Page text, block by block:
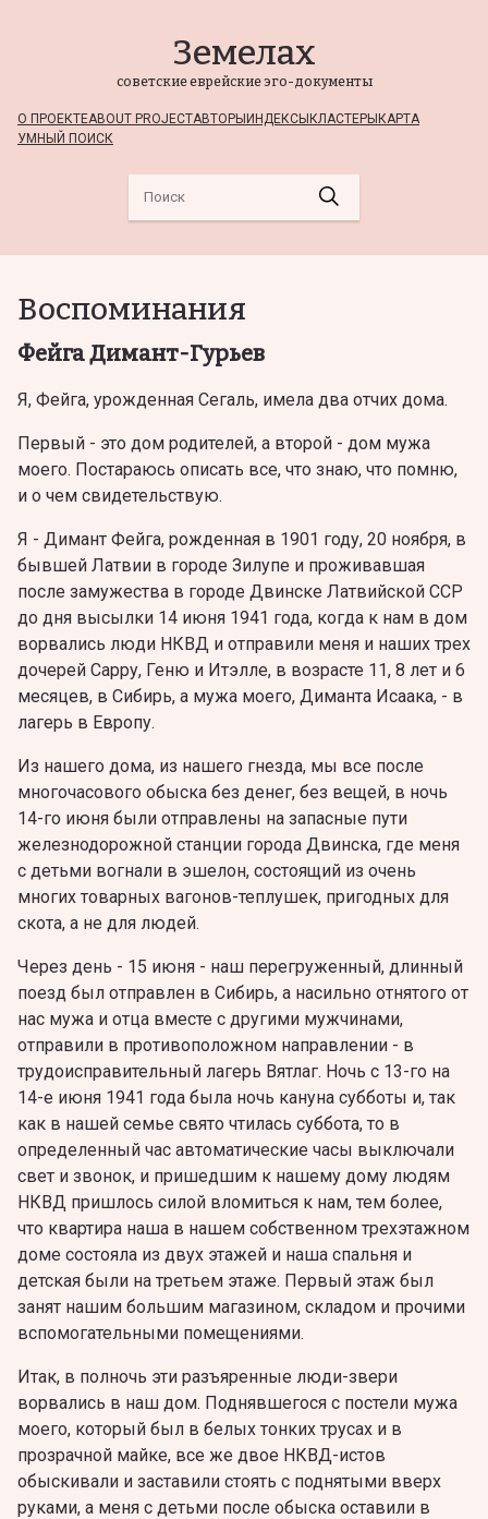
Земелах
советские еврейские эго-документы
О ПРОЕКТЕABOUT PROJECTАВТОРЫ ИНДЕКСЫ КЛАСТЕРЫ КАРТА
УМНЫЙ ПОИСК
Воспоминания
Фейга Димант-Гурьев
Я, Фейга, урожденная Сегаль, имела два отчих дома.
Первый - это дом родителей, а второй - дом мужа
моего. Постараюсь описать все, что знаю, что помню,
и о чем свидетельствую.
Я - Димант Фейга, рожденная в 1901 году, 20 ноября, в
бывшей Латвии в городе Зилупе и проживавшая
после замужества в городе Двинске Латвийской ССР
до дня высылки 14 июня 1941 года, когда к нам в дом
ворвались люди НКВД и отправили меня и наших трех
дочерей Сарру, Геню и Итэлле, в возрасте 11, 8 лет и 6
месяцев, в Сибирь, а мужа моего, Диманта Исаака, - в
лагерь в Европу.
Из нашего дома, из нашего гнезда, мы все после
многочасового обыска без денег, без вещей, в ночь
14-го июня были отправлены на запасные пути
железнодорожной станции города Двинска, где меня
с детьми вогнали в эшелон, состоящий из очень
многих товарных вагонов-теплушек, пригодных для
скота, а не для людей.
Через день - 15 июня - наш перегруженный, длинный
поезд был отправлен в Сибирь, а насильно отнятого от
нас мужа и отца вместе с другими мужчинами,
отправили в противоположном направлении - в
трудоисправительный лагерь Вятлаг. Ночь с 13-го на
14-е июня 1941 года была ночь кануна субботы и, так
как в нашей семье свято чтилась суббота, то в
определенный час автоматические часы выключали
свет и звонок, и пришедшим к нашему дому людям
НКВД пришлось силой вломиться к нам, тем более,
что квартира наша в нашем собственном трехэтажном
доме состояла из двух этажей и наша спальня и
детская были на третьем этаже. Первый этаж был
занят нашим большим магазином, складом и прочими
вспомогательными помещениями.
Итак, в полночь эти разъяренные люди-звери
ворвались в наш дом. Поднявшегося с постели мужа
моего, который был в белых тонких трусах и в
прозрачной майке, все же двое НКВД-истов
обыскивали и заставили стоять с поднятыми вверх
руками, a меня с детьми после обыска оставили в